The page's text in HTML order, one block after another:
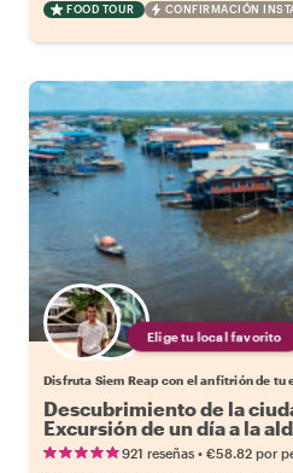
FOOD TOUR CONFIRMACIÓN
Elige tu local favorito
Disfruta Siem Reap con el anfitrión de tu
Descubrimiento de la
Excursión de un día a la
921 reseñas • €58.82 por